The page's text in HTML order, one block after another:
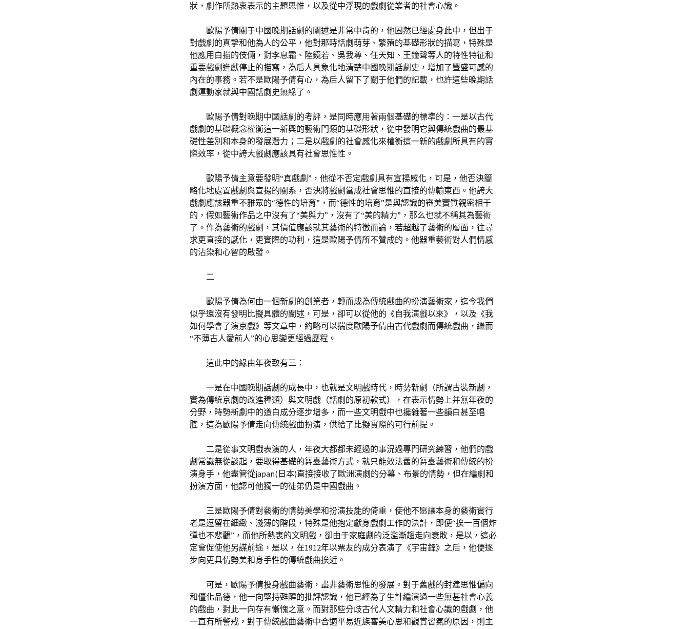
狀，劇作所熱衷表示的主題思惟，以及從中浮現的戲劇從業者的社會心識。
歐陽予倩關于中國晚期話劇的闡述是非常中肯的，他固然已經處身此中，但出于
對戲劇的真摯和他為人的公平，他對那時話劇萌芽、繁殖的基礎形狀的描寫，特殊是
他應用白描的伎倆，對李息霜、陸鏡若、吳我尊、任天知、王鐘聲等人的特性特征和
重要戲劇進獻停止的描寫，為后人具象化地清楚中國晚期話劇史，增加了豐盛可感的
內在的事務。若不是歐陽予倩有心，為后人留下了關于他們的記載，也許這些晚期話
劇運動家就與中國話劇史無緣了。
歐陽予倩對晚期中國話劇的考評，是同時應用著兩個基礎的標準的：一是以古代
戲劇的基礎概念權衡這一新興的藝術門類的基礎形狀，從中發明它與傳統戲曲的最基
礎性差別和本身的發展潛力；二是以戲劇的社會感化來權衡這一新的戲劇所具有的實
際效率，從中誇大戲劇應該具有社會思惟性。
歐陽予倩主意要發明“真戲劇”，他從不否定戲劇具有宣揚感化，可是，他否決簡
略化地處置戲劇與宣揚的關系，否決將戲劇當成社會思惟的直接的傳輸東西。他誇大
戲劇應該器重不雅眾的“德性的培育”，而“德性的培育”是與認識的審美實質親密相干
的，假如藝術作品之中沒有了“美與力”，沒有了“美的精力”，那么也就不稱其為藝術
了。作為藝術的戲劇，其價值應該就其藝術的特徵而論，若超越了藝術的層面，往尋
求更直接的感化，更實際的功利，這是歐陽予倩所不贊成的。他器重藝術對人們情感
的沾染和心智的啟發。
二
歐陽予倩為何由一個新劇的創業者，轉而成為傳統戲曲的扮演藝術家，迄今我們
似乎還沒有發明比擬具體的闡述，可是，卻可以從他的《自我演戲以來》，以及《我
如何學會了演京戲》等文章中，約略可以揣度歐陽予倩由古代戲劇而傳統戲曲，繼而
“不薄古人愛前人”的心思變更經過歷程。
這此中的緣由年夜致有三：
一是在中國晚期話劇的成長中，也就是文明戲時代，時勢新劇（所謂古裝新劇，
實為傳統京劇的改進種類）與文明戲（話劇的原初款式），在表示情勢上并無年夜的
分野，時勢新劇中的道白成分逐步增多，而一些文明戲中也攙雜著一些韻白甚至唱
腔，這為歐陽予倩走向傳統戲曲扮演，供給了比擬實際的可行前提。
二是從事文明戲表演的人，年夜大都都未經過的事況過專門研究練習，他們的戲
劇常識無從談起，要取得基礎的舞臺藝術方式，就只能效法舊的舞臺藝術和傳統的扮
演身手，他盡管從japan(日本)直接接收了歐洲演劇的分幕、布景的情勢，但在編劇和
扮演方面，他認可他獨一的徒弟仍是中國戲曲。
三是歐陽予倩對藝術的情勢美學和扮演技能的倚重，使他不愿讓本身的藝術實行
老是逗留在細緻、淺薄的階段，特殊是他抱定獻身戲劇工作的決計，即便“挨一百個炸
彈也不悲觀”，而他所熱衷的文明戲，卻由于家庭劇的泛濫漸趨走向衰敗，是以，這必
定會促使他另謀前途，是以，在1912年以票友的成分表演了《宇宙鋒》之后，他便逐
步向更具情勢美和身手性的傳統戲曲挨近。
可是，歐陽予倩投身戲曲藝術，盡非藝術思惟的發展。對于舊戲的封建思惟偏向
和僵化品德，他一向堅持甦醒的批評認識，他已經為了生計編演過一些無甚社會心義
的戲曲，對此一向存有慚愧之意。而對那些分歧古代人文精力和社會心識的戲劇，他
一直有所警戒，對于傳統戲曲藝術中合適平易近族審美心思和觀賞習氣的原因，則主